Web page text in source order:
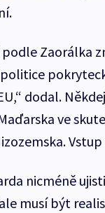
podle Zaorálka
dodal.
ve
nicméně
musí být